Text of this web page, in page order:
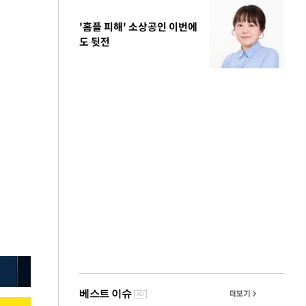
'홈플 피해' 소상공인 이번에
도 뒷전